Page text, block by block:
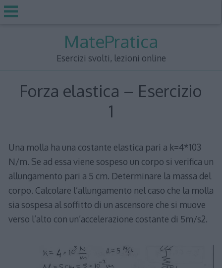
MatePratica
Esercizi svolti, lezioni online
Forza elastica – Esercizio
1
Una molla ha una costante elastica pari a k=4*103
N/m. Se ad essa viene sospeso un corpo si verifica un
allungamento pari a 5 cm. Determinare la massa del
corpo. Calcolare l’allungamento nel caso che la molla
sia sospesa al soffitto di un ascensore che si muove
verso l’alto con un’accelerazione costante di 5m/s2.